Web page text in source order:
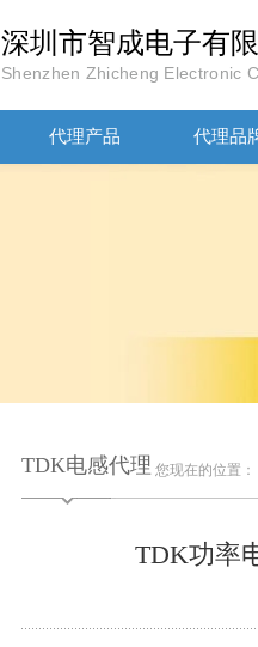
深圳市智成电子有
Shenzhen Zhicheng Electronic
代理产品 代理品
TDK电感代理 您现在的位置：
TDK功率